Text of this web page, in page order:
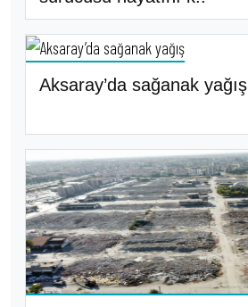
Aksaray’da sağanak yağış